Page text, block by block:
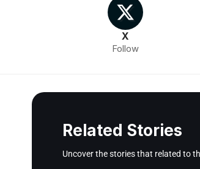
X
Follow
Related Stories
Uncover the stories that related to